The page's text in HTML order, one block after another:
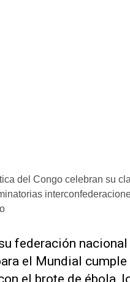
del Congo celebran su
federación
el Mundial
‌el brote de ébola,